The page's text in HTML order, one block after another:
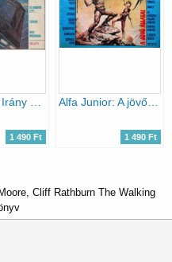
1 490 Ft
Alfa Junior: A jövő állatai (1989. április)
1 490 Ft
Cliff Rathburn The Walking